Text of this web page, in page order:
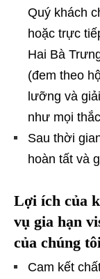
Quý khách
hoặc trực
Hai Bà
(đem theo
lưỡng và
như mọi
Sau thời
hoàn tất và
Lợi ích của
vụ gia hạn
của chúng
Cam kết